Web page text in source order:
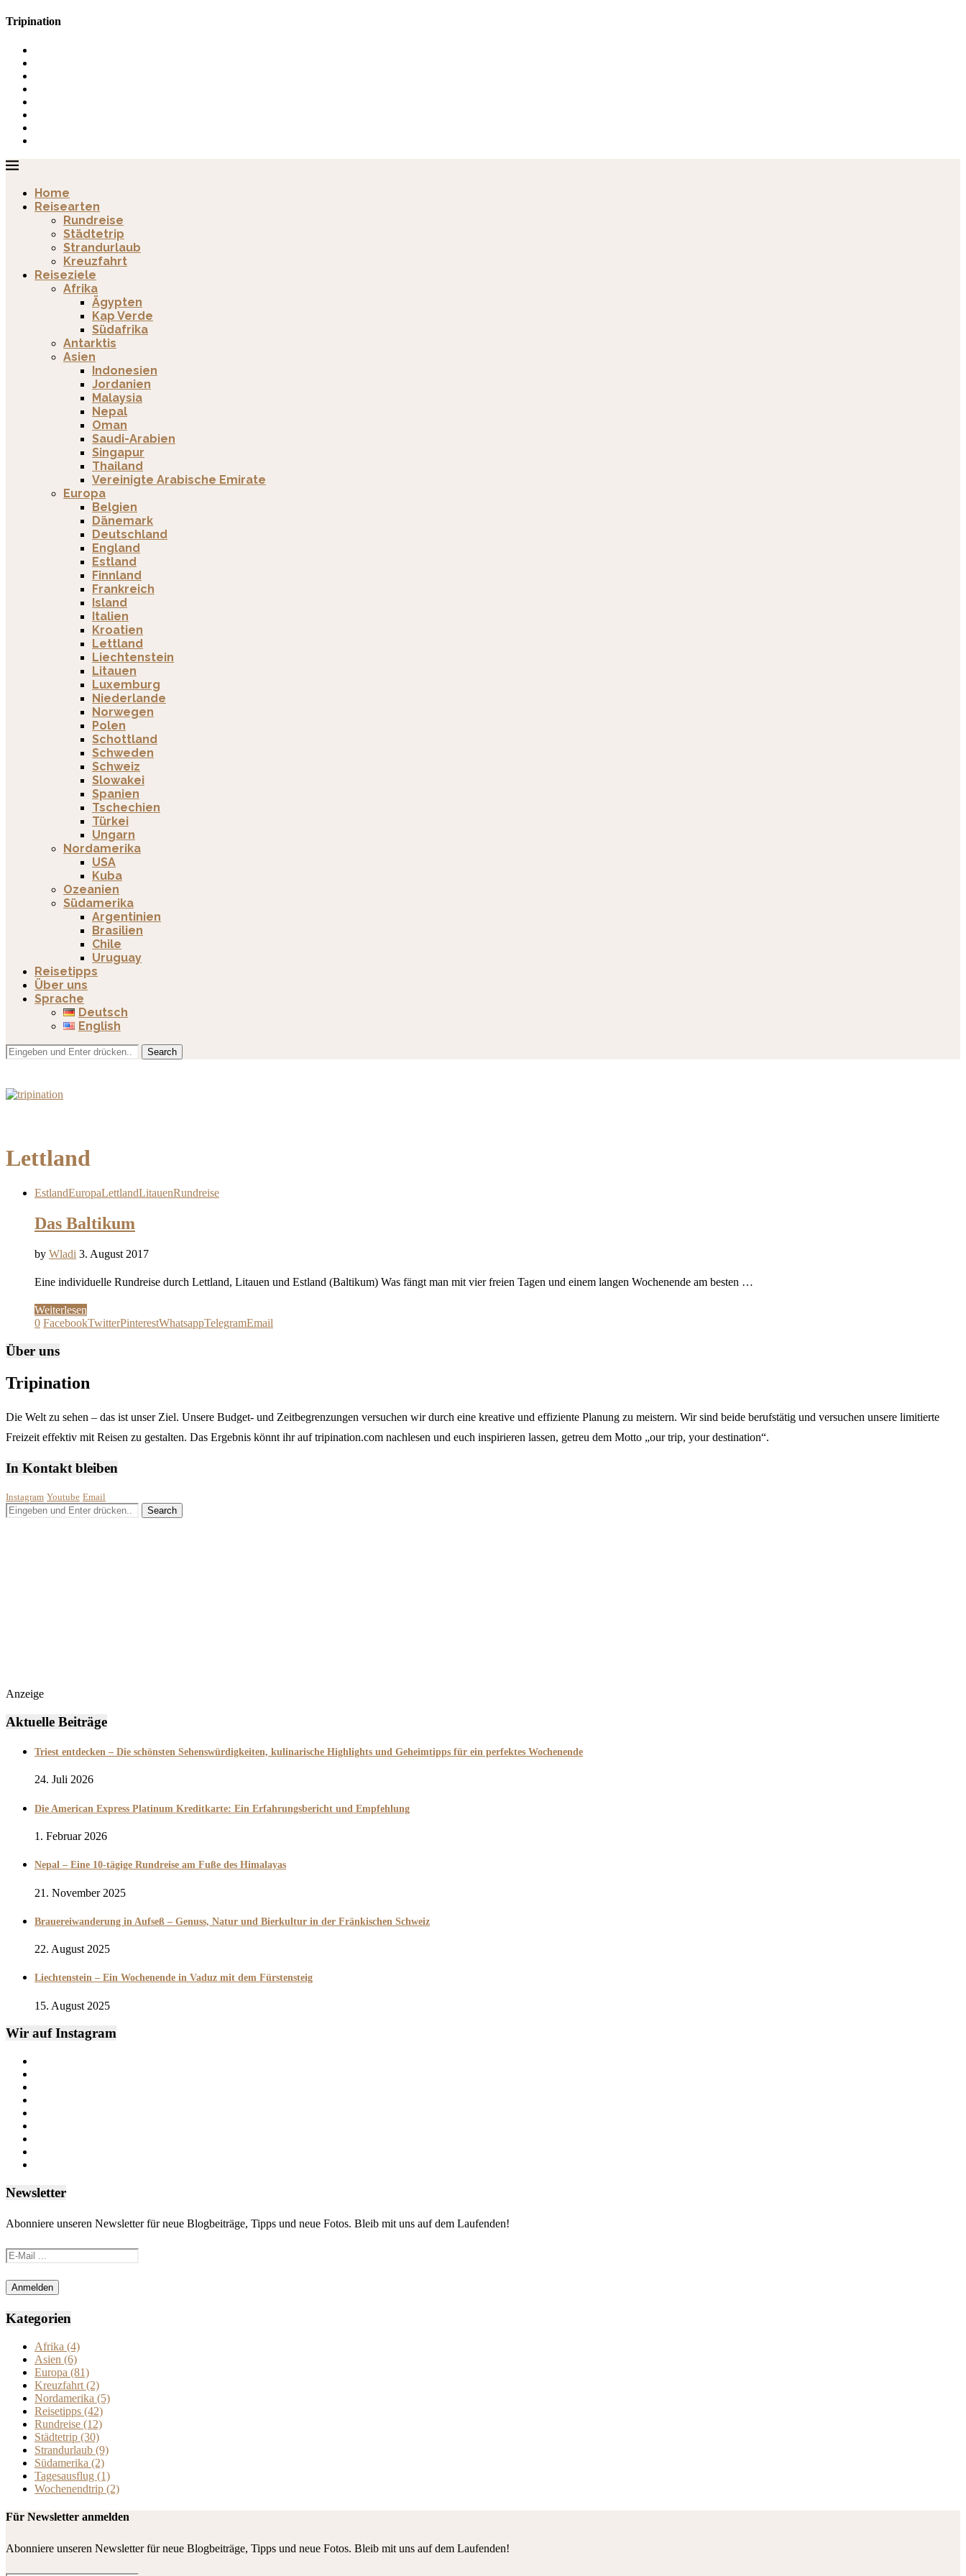
Tripination
Home
Reisearten
Rundreise
Städtetrip
Strandurlaub
Kreuzfahrt
Reiseziele
Afrika
Ägypten
Kap Verde
Südafrika
Antarktis
Asien
Indonesien
Jordanien
Malaysia
Nepal
Oman
Saudi-Arabien
Singapur
Thailand
Vereinigte Arabische Emirate
Europa
Belgien
Dänemark
Deutschland
England
Estland
Finnland
Frankreich
Island
Italien
Kroatien
Lettland
Liechtenstein
Litauen
Luxemburg
Niederlande
Norwegen
Polen
Schottland
Schweden
Schweiz
Slowakei
Spanien
Tschechien
Türkei
Ungarn
Nordamerika
USA
Kuba
Ozeanien
Südamerika
Argentinien
Brasilien
Chile
Uruguay
Reisetipps
Über uns
Sprache
Deutsch
English
Search
Lettland
EstlandEuropaLettlandLitauenRundreise
Das Baltikum
by Wladi 3. August 2017
Eine individuelle Rundreise durch Lettland, Litauen und Estland (Baltikum) Was fängt man mit vier freien Tagen und einem langen Wochenende am besten …
Weiterlesen
0 FacebookTwitterPinterestWhatsappTelegramEmail
Über uns
Tripination
Die Welt zu sehen – das ist unser Ziel. Unsere Budget- und Zeitbegrenzungen versuchen wir durch eine kreative und effiziente Planung zu meistern. Wir sind beide berufstätig und versuchen unsere limitierte
Freizeit effektiv mit Reisen zu gestalten. Das Ergebnis könnt ihr auf tripination.com nachlesen und euch inspirieren lassen, getreu dem Motto „our trip, your destination“.
In Kontakt bleiben
Instagram Youtube Email
Anzeige
Aktuelle Beiträge
Triest entdecken – Die schönsten Sehenswürdigkeiten, kulinarische Highlights und Geheimtipps für ein perfektes Wochenende
24. Juli 2026
Die American Express Platinum Kreditkarte: Ein Erfahrungsbericht und Empfehlung
1. Februar 2026
Nepal – Eine 10-tägige Rundreise am Fuße des Himalayas
21. November 2025
Brauereiwanderung in Aufseß – Genuss, Natur und Bierkultur in der Fränkischen Schweiz
22. August 2025
Liechtenstein – Ein Wochenende in Vaduz mit dem Fürstensteig
15. August 2025
Wir auf Instagram
Newsletter
Abonniere unseren Newsletter für neue Blogbeiträge, Tipps und neue Fotos. Bleib mit uns auf dem Laufenden!
Kategorien
Afrika (4)
Asien (6)
Europa (81)
Kreuzfahrt (2)
Nordamerika (5)
Reisetipps (42)
Rundreise (12)
Städtetrip (30)
Strandurlaub (9)
Südamerika (2)
Tagesausflug (1)
Wochenendtrip (2)
Für Newsletter anmelden
Abonniere unseren Newsletter für neue Blogbeiträge, Tipps und neue Fotos. Bleib mit uns auf dem Laufenden!